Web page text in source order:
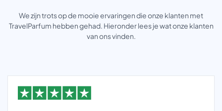
We zijn trots op de mooie ervaringen die onze klanten met
TravelParfum hebben gehad. Hieronder lees je wat onze klanten
van ons vinden.